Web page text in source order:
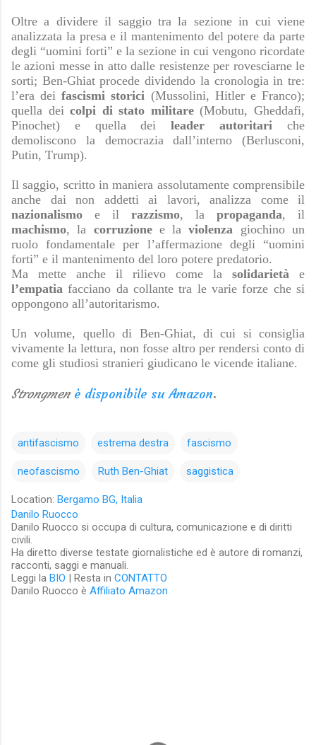
Oltre a dividere il saggio tra la sezione in cui viene
analizzata la presa e il mantenimento del potere da parte
degli “uomini forti” e la sezione in cui vengono ricordate
le azioni messe in atto dalle resistenze per rovesciarne le
sorti; Ben-Ghiat procede dividendo la cronologia in tre:
l’era deifascismi storici (Mussolini, Hitler e Franco);
quella deicolpi di stato militare(Mobutu, Gheddafi,
Pinochet) e quella deileader autoritari che
demoliscono la democrazia dall’interno (Berlusconi,
Putin, Trump).
Il saggio, scritto in maniera assolutamente comprensibile
anche dai non addetti ai lavori, analizza come il
nazionalismo e il razzismo, la propaganda, il
machismo, la corruzionee laviolenza giochino un
ruolo fondamentale per l’affermazione degli “uomini
forti” e il mantenimento del loro potere predatorio.
Ma mette anche il rilievo come la solidarietà e
l’empatia facciano da collante tra le varie forze che si
oppongono all’autoritarismo.
Un volume, quello di Ben-Ghiat, di cui si consiglia
vivamente la lettura, non fosse altro per rendersi conto di
come gli studiosi stranieri giudicano le vicende italiane.
Strongmen è disponibile su Amazon.
antifascismo estrema destra fascismo
neofascismo Ruth Ben-Ghiat saggistica
Location: Bergamo BG, Italia
Danilo Ruocco
Danilo Ruocco si occupa di cultura, comunicazione e di diritti
civili.
Ha diretto diverse testate giornalistiche ed è autore di romanzi,
racconti, saggi e manuali.
Leggi la BIO | Resta in CONTATTO
Danilo Ruocco è Affiliato Amazon